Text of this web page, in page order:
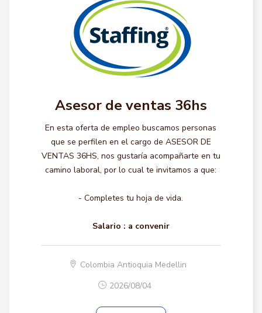
Asesor de ventas 36hs
En esta oferta de empleo buscamos personas
que se perfilen en el cargo de ASESOR DE
VENTAS 36HS, nos gustaría acompañarte en tu
camino laboral, por lo cual te invitamos a que:
- Completes tu hoja de vida.
Salario : a convenir
Colombia Antioquia Medellin
2026/08/04